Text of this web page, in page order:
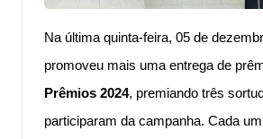
Na última quinta-feira, 05 de
promoveu mais uma entrega de
Prêmios 2024, premiando três
participaram da campanha. Cada